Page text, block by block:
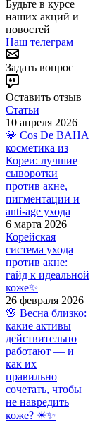
Будьте в курсе
наших акций и
новостей
Наш телеграм
Задать вопрос
Оставить отзыв
Статьи
10 апреля 2026
💎 Cos De BAHA
косметика из
Кореи: лучшие
сыворотки
против акне,
пигментации и
anti-age ухода
6 марта 2026
Корейская
система ухода
против акне:
гайд к идеальной
коже✨
26 февраля 2026
🌸 Весна близко:
какие активы
действительно
работают — и
как их
правильно
сочетать, чтобы
не навредить
коже? ☀✨